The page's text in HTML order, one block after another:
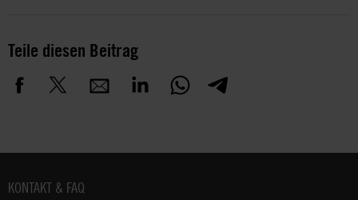
Teile diesen Beitrag
Fußbereich
KONTAKT & FAQ